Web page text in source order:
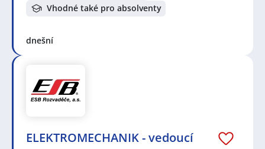
Vhodné také pro absolventy
dnešní
ELEKTROMECHANIK - vedoucí